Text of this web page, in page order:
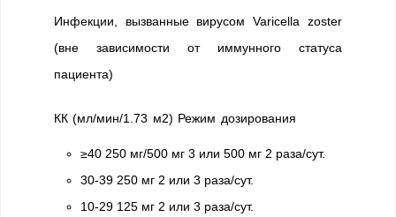
Инфекции, вызванные вирусом Varicella zoster
(вне зависимости от иммунного статуса
пациента)
КК (мл/мин/1.73 м2) Режим дозирования
≥40 250 мг/500 мг 3 или 500 мг 2 раза/сут.
30-39 250 мг 2 или 3 раза/сут.
10-29 125 мг 2 или 3 раза/сут.